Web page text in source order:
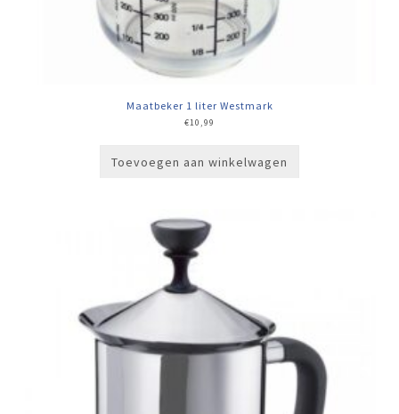
Maatbeker 1 liter Westmark
€10,99
Toevoegen aan winkelwagen